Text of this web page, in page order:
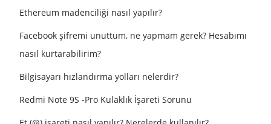
Ethereum madenciliği nasıl yapılır?
Facebook şifremi unuttum, ne yapmam gerek? Hesabımı
nasıl kurtarabilirim?
Bilgisayarı hızlandırma yolları nelerdir?
Redmi Note 9S -Pro Kulaklık İşareti Sorunu